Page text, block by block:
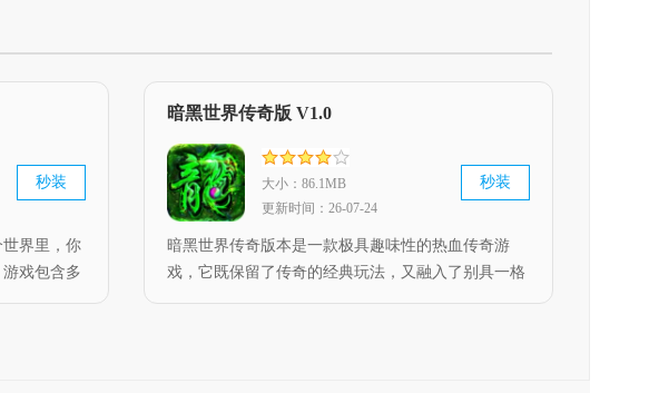
秒装
界里，你
戏包含多
下面为大
暗黑世界传奇版 V1.0
大小：86.1MB
更新时间：26-07-24
秒装
暗黑世界传奇版本是一款极具趣味性的热血传奇游
戏，它既保留了传奇的经典玩法，又融入了别具一格
的暗黑风格，同时还为玩家提供了丰富的职业体系以